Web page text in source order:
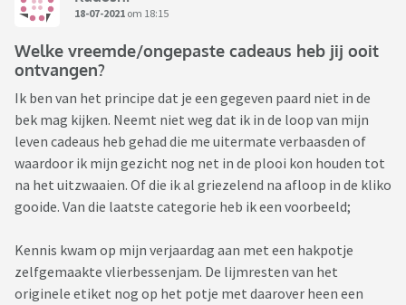
18-07-2021 om 18:15
Welke vreemde/ongepaste cadeaus heb jij ooit
ontvangen?
Ik ben van het principe dat je een gegeven paard niet in de
bek mag kijken. Neemt niet weg dat ik in de loop van mijn
leven cadeaus heb gehad die me uitermate verbaasden of
waardoor ik mijn gezicht nog net in de plooi kon houden tot
na het uitzwaaien. Of die ik al griezelend na afloop in de kliko
gooide. Van die laatste categorie heb ik een voorbeeld;
Kennis kwam op mijn verjaardag aan met een hakpotje
zelfgemaakte vlierbessenjam. De lijmresten van het
originele etiket nog op het potje met daarover heen een